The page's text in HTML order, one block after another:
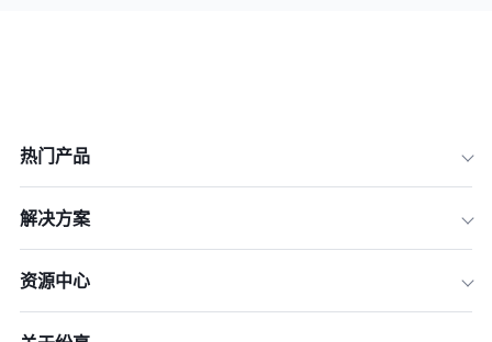
热门产品
解决方案
资源中心